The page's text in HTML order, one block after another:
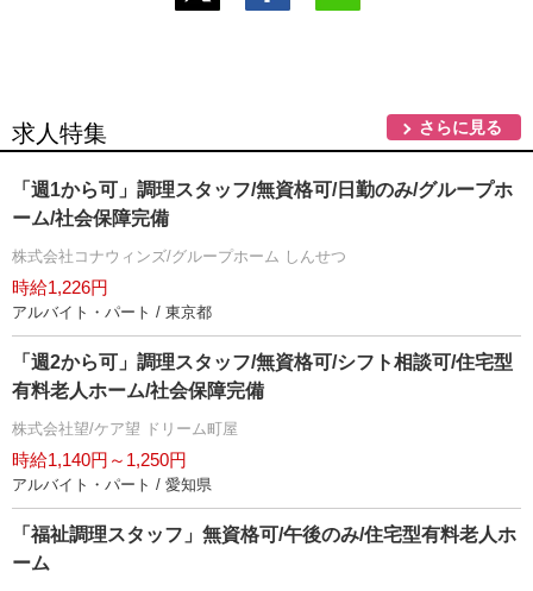
求人特集 さらに見る
「週1から可」調理スタッフ/無資格可/日勤のみ/グループホ
ーム/社会保障完備
株式会社コナウィンズ/グループホーム しんせつ
時給1,226円
アルバイト・パート / 東京都
「週2から可」調理スタッフ/無資格可/シフト相談可/住宅型
有料老人ホーム/社会保障完備
株式会社望/ケア望 ドリーム町屋
時給1,140円～1,250円
アルバイト・パート / 愛知県
「福祉調理スタッフ」無資格可/午後のみ/住宅型有料老人ホ
ーム